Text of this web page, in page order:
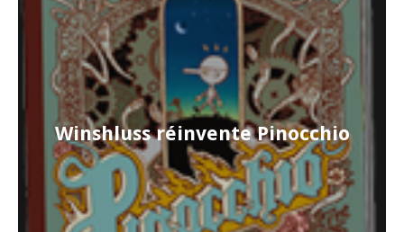
Winshluss réinvente Pinocchio